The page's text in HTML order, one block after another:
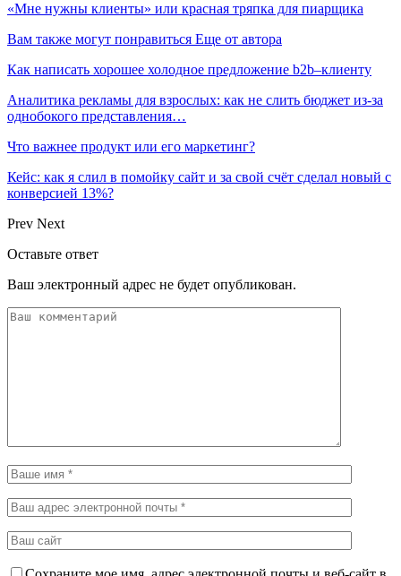
«Мне нужны клиенты» или красная тряпка для пиарщика
Вам также могут понравиться Еще от автора
Как написать хорошее холодное предложение b2b–клиенту
Аналитика рекламы для взрослых: как не слить бюджет из-за
однобокого представления…
Что важнее продукт или его маркетинг?
Кейс: как я слил в помойку сайт и за свой счёт сделал новый с
конверсией 13%?
Prev Next
Оставьте ответ
Ваш электронный адрес не будет опубликован.